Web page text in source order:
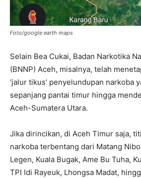
Foto/google earth maps
Selain Bea Cukai, Badan Narkotika
(BNNP) Aceh, misalnya, telah
‘jalur tikus’ penyelundupan narkoba
sepanjang pantai timur hingga
Aceh-Sumatera Utara.
Jika dirincikan, di Aceh Timur saja,
narkoba terbentang dari Matang
Legen, Kuala Bugak, Ame Bu Tuha,
TPI Idi Rayeuk, Lhongsa Madat,